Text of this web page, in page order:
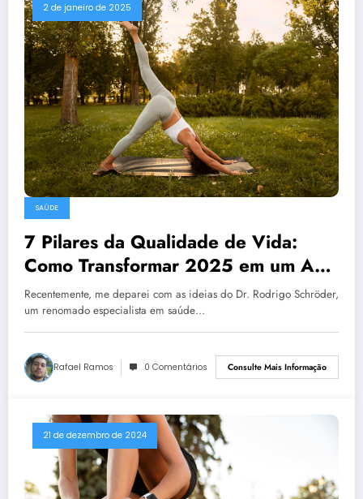
2 de janeiro de 2025
SAÚDE
7 Pilares da Qualidade de Vida:
Como Transformar 2025 em um Ano
de Sucesso
Recentemente, me deparei com as ideias do Dr. Rodrigo Schröder,
um renomado especialista em saúde…
Rafael Ramos 0 Comentários Consulte Mais Informação
21 de dezembro de 2024